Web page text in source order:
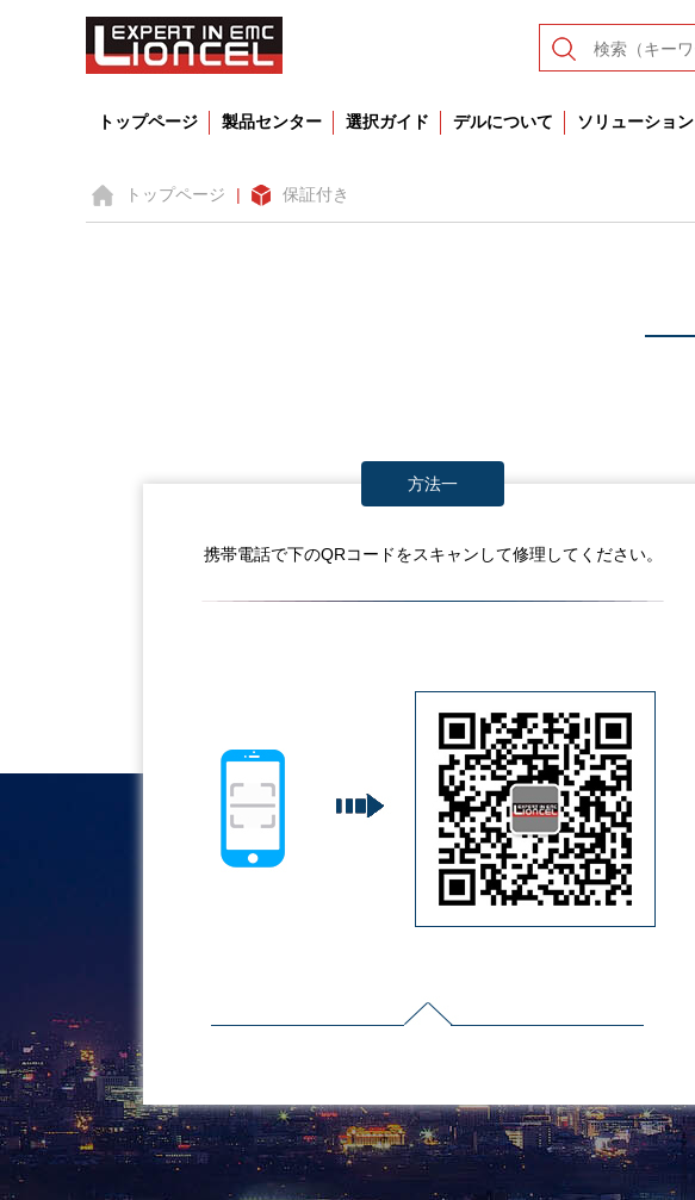
トップページ 製品センター 選択ガイド デルについて ソリューション
トップページ | 保証付き
方法一
携帯電話で下のQRコードをスキャンして修理してください。